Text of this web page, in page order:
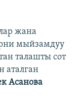
жана
мыйзамдуу
талашты сот
аталган
Асанова